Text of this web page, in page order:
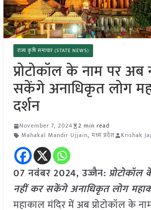
राज्य कृषि समाचार (STATE NEWS)
प्रोटोकॉल के नाम पर
सकेंगे अनाधिकृत लोग
दर्शन
November 7, 2024
2 min read
Mahakal Mandir Ujjain, मध्य प्रदेश Krishak
07 नवंबर 2024, उज्जैन:
नहीं कर सकेंगे अनाधिकृत लोग
महाकाल मंदिर में अब प्रोटोकॉल के